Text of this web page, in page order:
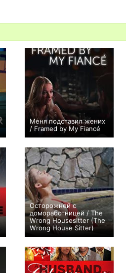
Меня подставил жених
/ Framed by My Fiancé
0
Осторожней с
домоработницей / The
Wrong Housesitter (The
Wrong House Sitter)
0